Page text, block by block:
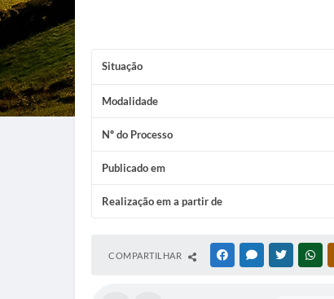
Situação
Modalidade
Nº do Processo
Publicado em
Realização em a partir de
COMPARTILHAR FACEBOOKMESSENGER
TWITTER